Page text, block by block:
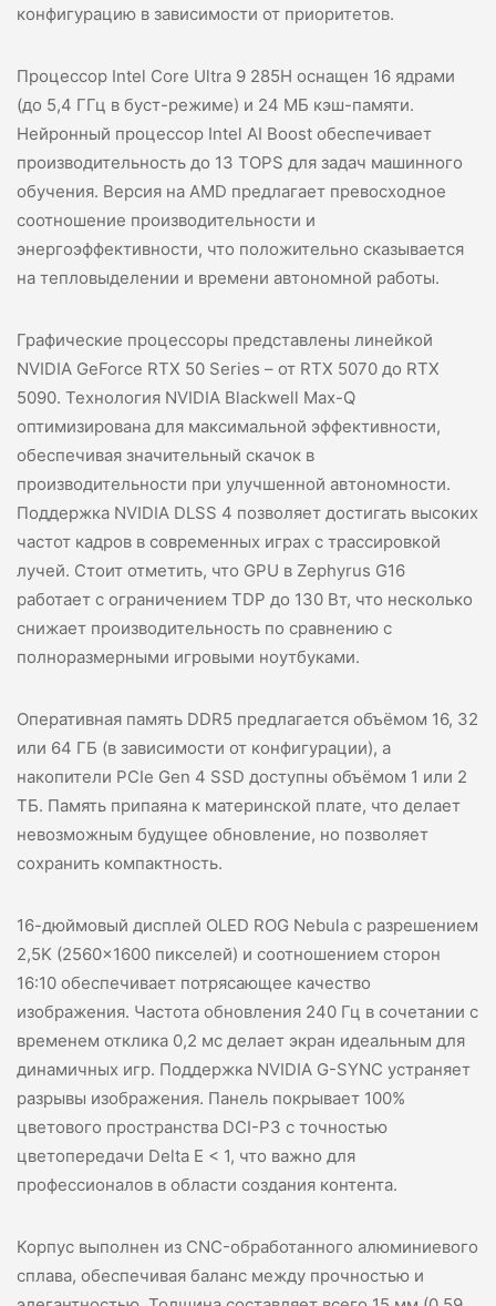
конфигурацию в зависимости от приоритетов.
Процессор Intel Core Ultra 9 285H оснащен 16 ядрами
(до 5,4 ГГц в буст-режиме) и 24 МБ кэш-памяти.
Нейронный процессор Intel AI Boost обеспечивает
производительность до 13 TOPS для задач машинного
обучения. Версия на AMD предлагает превосходное
соотношение производительности и
энергоэффективности, что положительно сказывается
на тепловыделении и времени автономной работы.
Графические процессоры представлены линейкой
NVIDIA GeForce RTX 50 Series – от RTX 5070 до RTX
5090. Технология NVIDIA Blackwell Max-Q
оптимизирована для максимальной эффективности,
обеспечивая значительный скачок в
производительности при улучшенной автономности.
Поддержка NVIDIA DLSS 4 позволяет достигать высоких
частот кадров в современных играх с трассировкой
лучей. Стоит отметить, что GPU в Zephyrus G16
работает с ограничением TDP до 130 Вт, что несколько
снижает производительность по сравнению с
полноразмерными игровыми ноутбуками.
Оперативная память DDR5 предлагается объёмом 16, 32
или 64 ГБ (в зависимости от конфигурации), а
накопители PCIe Gen 4 SSD доступны объёмом 1 или 2
ТБ. Память припаяна к материнской плате, что делает
невозможным будущее обновление, но позволяет
сохранить компактность.
16-дюймовый дисплей OLED ROG Nebula с разрешением
2,5K (2560×1600 пикселей) и соотношением сторон
16:10 обеспечивает потрясающее качество
изображения. Частота обновления 240 Гц в сочетании с
временем отклика 0,2 мс делает экран идеальным для
динамичных игр. Поддержка NVIDIA G-SYNC устраняет
разрывы изображения. Панель покрывает 100%
цветового пространства DCI-P3 с точностью
цветопередачи Delta E < 1, что важно для
профессионалов в области создания контента.
Корпус выполнен из CNC-обработанного алюминиевого
сплава, обеспечивая баланс между прочностью и